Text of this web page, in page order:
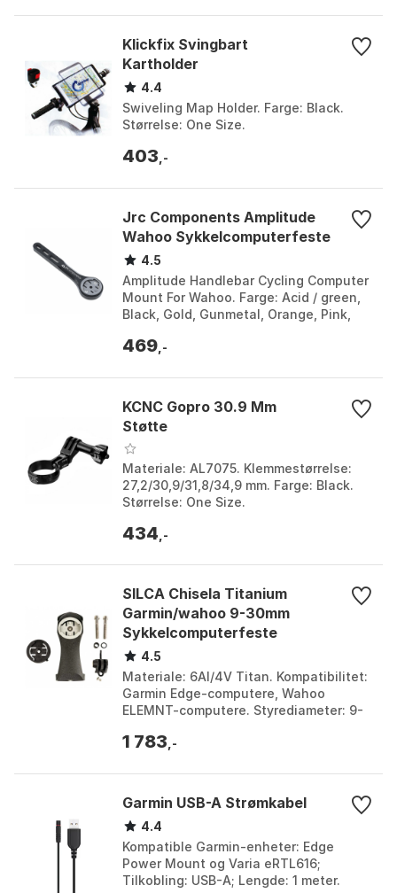
Klickfix Svingbart
Kartholder
4.4
Swiveling Map Holder. Farge: Black.
Størrelse: One Size.
403 ,-
Jrc Components Amplitude
Wahoo Sykkelcomputerfeste
4.5
Amplitude Handlebar Cycling Computer
Mount For Wahoo. Farge: Acid / green,
Black, Gold, Gunmetal, Orange, Pink,
Større...
469 ,-
KCNC Gopro 30.9 Mm
Støtte
Materiale: AL7075. Klemmestørrelse:
27,2/30,9/31,8/34,9 mm. Farge: Black.
Størrelse: One Size.
434 ,-
SILCA Chisela Titanium
Garmin/wahoo 9-30mm
Sykkelcomputerfeste
4.5
Materiale: 6Al/4V Titan. Kompatibilitet:
Garmin Edge-computere, Wahoo
ELEMNT-computere. Styrediameter: 9-
ekstra vekt. Farge: ...
1 783 ,-
Garmin USB-A Strømkabel
4.4
Kompatible Garmin-enheter: Edge
Power Mount og Varia eRTL616;
Tilkobling: USB-A; Lengde: 1 meter.